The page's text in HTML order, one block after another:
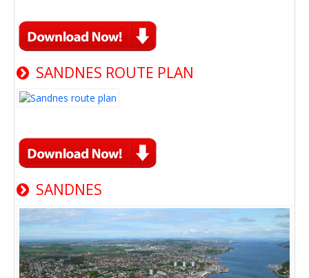
SANDNES ROUTE PLAN
SANDNES